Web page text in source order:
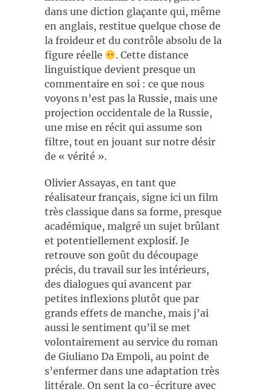
dans une diction glaçante qui, même
en anglais, restitue quelque chose de
la froideur et du contrôle absolu de la
figure réelle
. Cette distance
linguistique devient presque un
commentaire en soi : ce que nous
voyons n’est pas la Russie, mais une
projection occidentale de la Russie,
une mise en récit qui assume son
filtre, tout en jouant sur notre désir
de « vérité ».
Olivier Assayas, en tant que
réalisateur français, signe ici un film
très classique dans sa forme, presque
académique, malgré un sujet brûlant
et potentiellement explosif. Je
retrouve son goût du découpage
précis, du travail sur les intérieurs,
des dialogues qui avancent par
petites inflexions plutôt que par
grands effets de manche, mais j’ai
aussi le sentiment qu’il se met
volontairement au service du roman
de Giuliano Da Empoli, au point de
s’enfermer dans une adaptation très
littérale. On sent la co-écriture avec